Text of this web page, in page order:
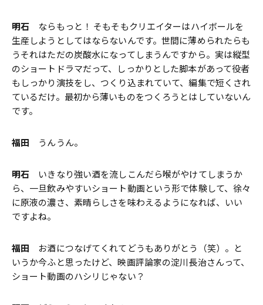
明石 ならもっと！ そもそもクリエイターはハイボールを
生産しようとしてはならないんです。世間に薄められたらも
うそれはただの炭酸水になってしまうんですから。実は縦型
のショートドラマだって、しっかりとした脚本があって役者
もしっかり演技をし、つくり込まれていて、編集で短くされ
ているだけ。最初から薄いものをつくろうとはしていないん
です。
福田 うんうん。
明石 いきなり強い酒を流しこんだら喉がやけてしまうか
ら、一旦飲みやすいショート動画という形で体験して、徐々
に原液の濃さ、素晴らしさを味わえるようになれば、いい
ですよね。
福田
お酒につなげてくれてどうもありがとう（笑）。と
いうか今ふと思ったけど、映画評論家の淀川長治さんって、
ショート動画のハシリじゃない？